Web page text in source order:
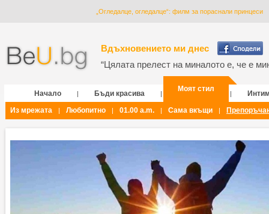
„Огледалце, огледалце“: филм за пораснали принцеси
Вдъхновението ми днес
“Цялата прелест на миналото е, че е
Начало | Бъди красива |
Моят стил
|
Из мрежата
| Любопитно | 01.00 a.m. | Сама вкъщи |